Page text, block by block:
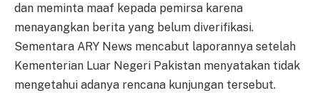
dan meminta maaf kepada pemirsa karena
menayangkan berita yang belum diverifikasi.
Sementara ARY News mencabut laporannya setelah
Kementerian Luar Negeri Pakistan menyatakan tidak
mengetahui adanya rencana kunjungan tersebut.